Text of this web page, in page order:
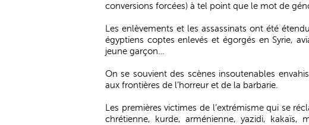
conversions forcées) à tel point que le mot de
Les enlèvements et les assassinats ont été
égyptiens coptes enlevés et égorgés en Syrie,
jeune garçon…
On se souvient des scènes insoutenables
aux frontières de l’horreur et de la barbarie.
Les premières victimes de l’extrémisme qui se
chrétienne, kurde, arménienne, yazidi,